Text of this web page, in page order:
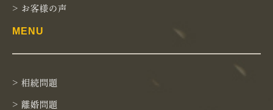
> お客様の声
MENU
> 相続問題
> 離婚問題